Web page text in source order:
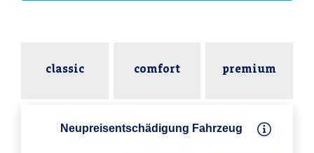
classic comfort premium
Neupreisentschädigung Fahrzeug